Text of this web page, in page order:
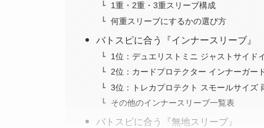
1重・2重・3重スリーブ構成
何重スリーブにするかの選び方
バトスピに合う『インナースリーブ』
1位：デュエリストミニ ジャストサイド
2位：カードプロテクター インナーガー
3位：トレカプロテクト スモールサイズ
その他のインナースリーブ一覧表
バトスピに合う『無地スリーブ』